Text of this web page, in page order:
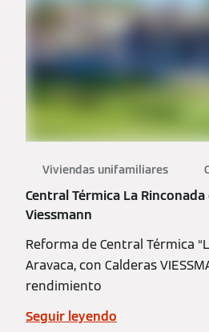
Viviendas unifamiliares
Central Térmica La
Viessmann
Reforma de Central Térmica
Aravaca, con Calderas
rendimiento
Seguir leyendo